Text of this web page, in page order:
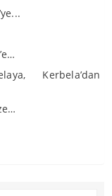
Kerbela’dan